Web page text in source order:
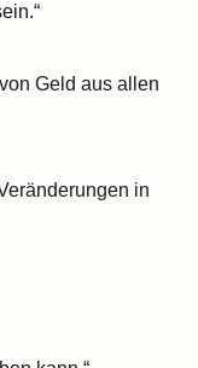
Geld aus allen
in